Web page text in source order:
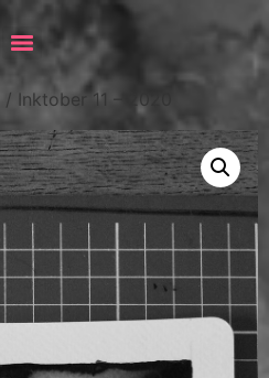
/ Inktober 11 – 2020